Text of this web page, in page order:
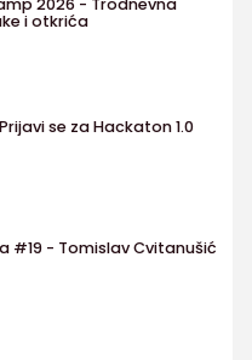
2026 - Trodnevna
i otkrića
se za Hackaton 1.0
#19 - Tomislav Cvitanušić